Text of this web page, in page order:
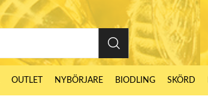
OUTLET NYBÖRJARE BIODLING SKÖRD